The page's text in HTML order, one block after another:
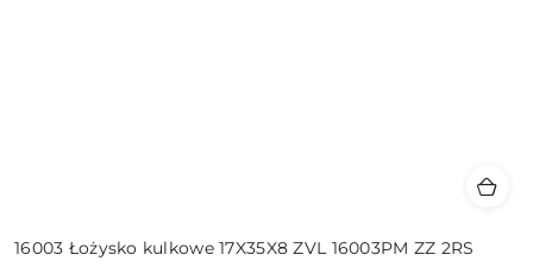
16003 Łożysko kulkowe 17X35X8 ZVL 16003PM ZZ 2RS